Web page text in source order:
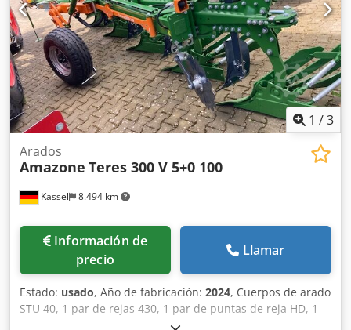
1 /3
Kassel 8.494 km
Arados
Amazone Teres 300 V 5+0 100
Información de
precio
Llamar
Estado: usado, Año de fabricación: 2024, Cuerpos de arado
STU 40, 1 par de rejas 430, 1 par de puntas de reja HD, 1
par / vástago de abridor previo para altura de bastidor 80